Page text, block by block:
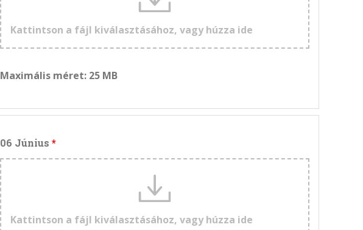
Kattintson a fájl kiválasztásához, vagy húzza ide
Maximális méret: 25 MB
06 Június
Kattintson a fájl kiválasztásához, vagy húzza ide